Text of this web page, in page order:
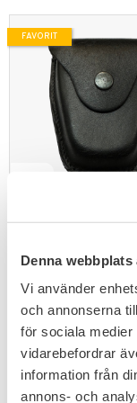
Denna
Vi använder
och annonserna
för sociala
vidarebefordrar
information från
annons- och
Safety Sec RPS
Läder Stängd
399 KR
FAVORIT